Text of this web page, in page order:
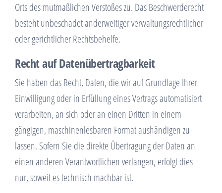
Orts des mutmaßlichen Verstoßes zu. Das Beschwerderecht
besteht unbeschadet anderweitiger verwaltungsrechtlicher
oder gerichtlicher Rechtsbehelfe.
Recht auf Datenübertragbarkeit
Sie haben das Recht, Daten, die wir auf Grundlage Ihrer
Einwilligung oder in Erfüllung eines Vertrags automatisiert
verarbeiten, an sich oder an einen Dritten in einem
gängigen, maschinenlesbaren Format aushändigen zu
lassen. Sofern Sie die direkte Übertragung der Daten an
einen anderen Verantwortlichen verlangen, erfolgt dies
nur, soweit es technisch machbar ist.